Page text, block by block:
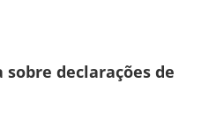
sobre declarações de